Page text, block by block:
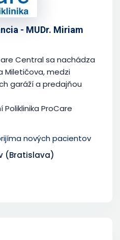
- MUDr. Miriam
Central sa nachádza
Miletičova, medzi
garáží a predajňou
ProCare
nových pacientov
(Bratislava)